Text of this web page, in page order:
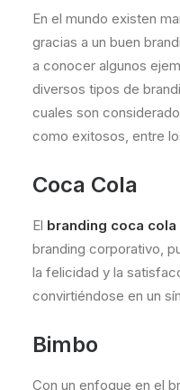
En el mundo existen
gracias a un buen
a conocer algunos
diversos tipos de
cuales son
como exitosos, entre
Coca Cola
El branding coca cola
branding corporativo,
la felicidad y la
convirtiéndose en un
Bimbo
Con un enfoque en el